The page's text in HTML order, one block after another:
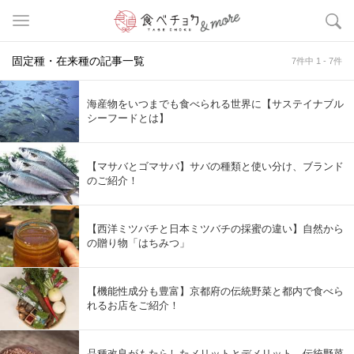
固定種・在来種の記事一覧 7件中 1 - 7件
海産物をいつまでも食べられる世界に【サステイナブル
シーフードとは】
【マサバとゴマサバ】サバの種類と使い分け、ブランド
のご紹介！
【西洋ミツバチと日本ミツバチの採蜜の違い】自然から
の贈り物「はちみつ」
【機能性成分も豊富】京都府の伝統野菜と都内で食べら
れるお店をご紹介！